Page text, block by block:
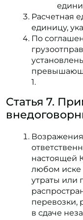
Расчетная
единицу,
По
1.
Статья 7.
настоящей
любом иске
утраты или
перевозки,
в сдаче